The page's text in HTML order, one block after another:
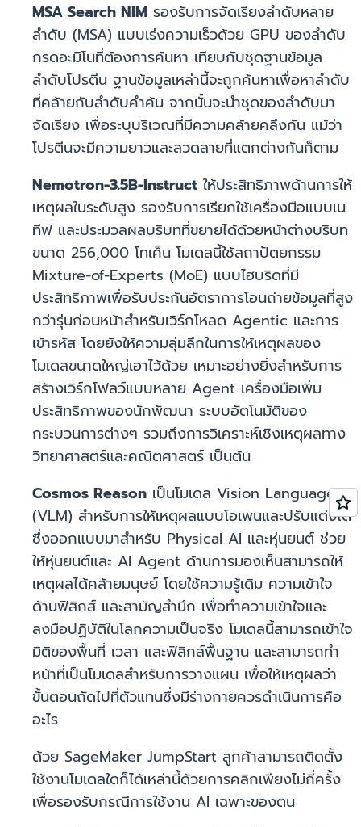
MSA Search NIM รองรับการจัดเรียงลำดับหลาย
ลำดับ (MSA) แบบเร่งความเร็วด้วย GPU ของลำดับ
กรดอะมิโนที่ต้องการค้นหา เทียบกับชุดฐานข้อมูล
ลำดับโปรตีน ฐานข้อมูลเหล่านี้จะถูกค้นหาเพื่อหาลำดับ
ที่คล้ายกับลำดับคำค้น จากนั้นจะนำชุดของลำดับมา
จัดเรียง เพื่อระบุบริเวณที่มีความคล้ายคลึงกัน แม้ว่า
โปรตีนจะมีความยาวและลวดลายที่แตกต่างกันก็ตาม
Nemotron-3.5B-Instruct ให้ประสิทธิภาพด้านการให้
เหตุผลในระดับสูง รองรับการเรียกใช้เครื่องมือแบบเน
ทีฟ และประมวลผลบริบทที่ขยายได้ด้วยหน้าต่างบริบท
ขนาด 256,000 โทเค็น โมเดลนี้ใช้สถาปัตยกรรม
Mixture-of-Experts (MoE) แบบไฮบริดที่มี
ประสิทธิภาพเพื่อรับประกันอัตราการโอนถ่ายข้อมูลที่สูง
กว่ารุ่นก่อนหน้าสำหรับเวิร์กโหลด Agentic และการ
เข้ารหัส โดยยังให้ความลุ่มลึกในการให้เหตุผลของ
โมเดลขนาดใหญ่เอาไว้ด้วย เหมาะอย่างยิ่งสำหรับการ
สร้างเวิร์กโฟลว์แบบหลาย Agent เครื่องมือเพิ่ม
ประสิทธิภาพของนักพัฒนา ระบบอัตโนมัติของ
กระบวนการต่างๆ รวมถึงการวิเคราะห์เชิงเหตุผลทาง
วิทยาศาสตร์และคณิตศาสตร์ เป็นต้น
Cosmos Reason เป็นโมเดล Vision Language
(VLM) สำหรับการให้เหตุผลแบบโอเพนและปรับแต่งได้
ซึ่งออกแบบมาสำหรับ Physical AI และหุ่นยนต์ ช่วย
ให้หุ่นยนต์และ AI Agent ด้านการมองเห็นสามารถให้
เหตุผลได้คล้ายมนุษย์ โดยใช้ความรู้เดิม ความเข้าใจ
ด้านฟิสิกส์ และสามัญสำนึก เพื่อทำความเข้าใจและ
ลงมือปฏิบัติในโลกความเป็นจริง โมเดลนี้สามารถเข้าใจ
มิติของพื้นที่ เวลา และฟิสิกส์พื้นฐาน และสามารถทำ
หน้าที่เป็นโมเดลสำหรับการวางแผน เพื่อให้เหตุผลว่า
ขั้นตอนถัดไปที่ตัวแทนซึ่งมีร่างกายควรดำเนินการคือ
อะไร
ด้วย SageMaker JumpStart ลูกค้าสามารถติดตั้ง
ใช้งานโมเดลใดก็ได้เหล่านี้ด้วยการคลิกเพียงไม่กี่ครั้ง
เพื่อรองรับกรณีการใช้งาน AI เฉพาะของตน